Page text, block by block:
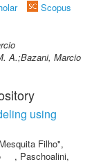
Scopus
A.;Bazani, Marcio
using
Filho",
, Paschoalini,